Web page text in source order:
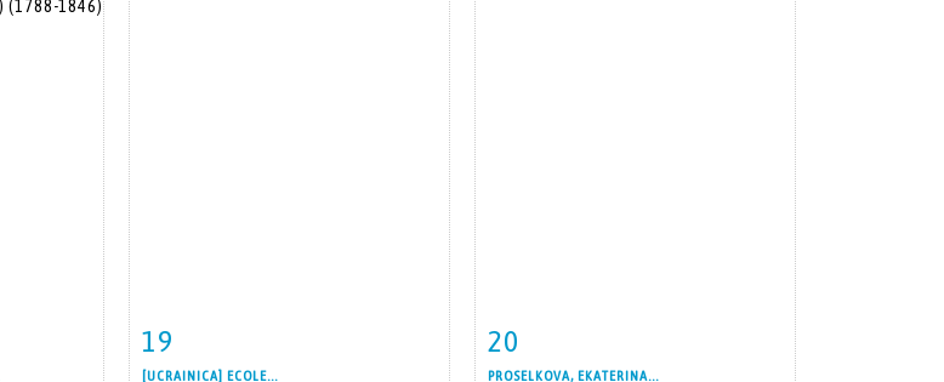
Fiche détaillée
19
[UCRAINICA] ECOLE...
Fiche détaillée
20
PROSELKOVA, EKATERINA...